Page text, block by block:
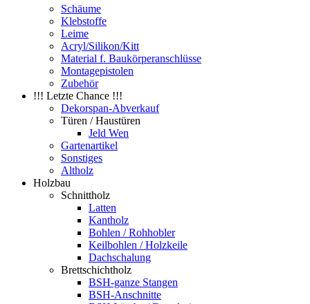
Schäume
Klebstoffe
Leime
Acryl/Silikon/Kitt
Material f. Baukörperanschlüsse
Montagepistolen
Zubehör
!!! Letzte Chance !!!
Dekorspan-Abverkauf
Türen / Haustüren
Jeld Wen
Gartenartikel
Sonstiges
Altholz
Holzbau
Schnittholz
Latten
Kantholz
Bohlen / Rohhobler
Keilbohlen / Holzkeile
Dachschalung
Brettschichtholz
BSH-ganze Stangen
BSH-Anschnitte